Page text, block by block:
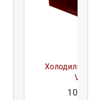
Холодильна
108